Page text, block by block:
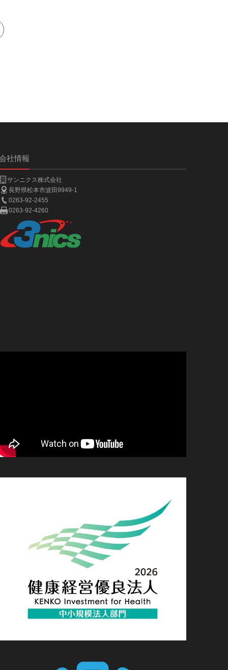
社情報
サンニクス株式会社
長野県松本市波田9949-1
0263-92-2455
0263-92-4260